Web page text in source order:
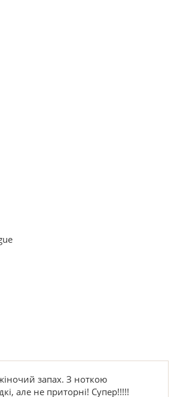
запах. З ноткою
але не приторні! Супер!!!!!